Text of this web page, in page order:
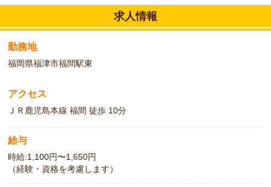
求人情報
勤務地
福岡県福津市福間駅東
アクセス
ＪＲ鹿児島本線 福間 徒歩 10分
給与
時給:1,100円〜1,650円
（経験・資格を考慮します）